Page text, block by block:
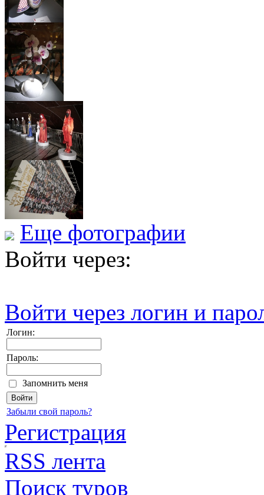
Еще фотографии
Войти через:
Войти через логин и
Логин:
Пароль:
Запомнить меня
Забыли свой пароль?
Регистрация
RSS лента
Поиск туров